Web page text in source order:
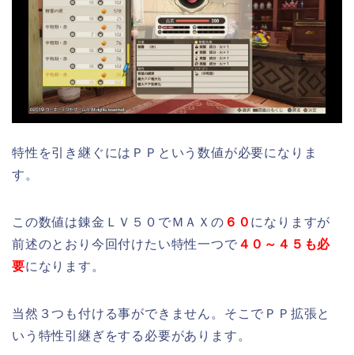
特性を引き継ぐにはＰＰという数値が必要になりま
す。
この数値は錬金ＬＶ５０でＭＡＸの ６０ になりますが
前述のとおり今回付けたい特性一つで ４０～４５も必
要になります。
当然３つも付ける事ができません。そこでＰＰ拡張と
いう特性引継ぎをする必要があります。